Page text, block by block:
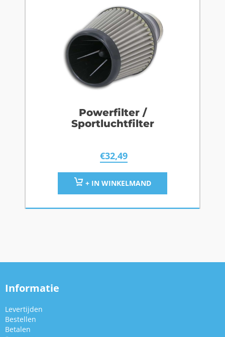
Powerfilter /
Sportluchtfilter
€32,49
+ IN WINKELMAND
Informatie
Levertijden
Bestellen
Betalen